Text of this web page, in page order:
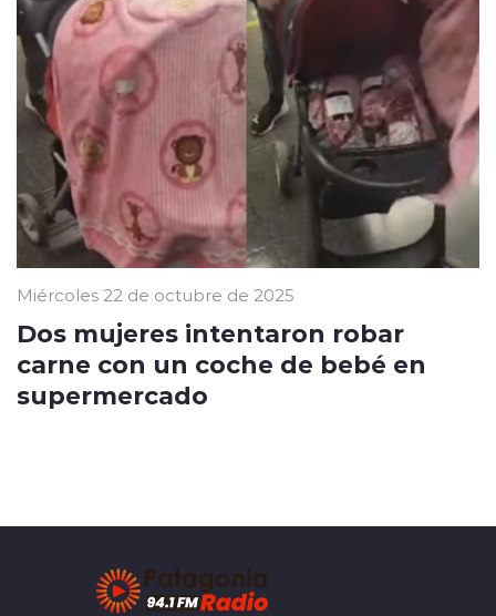
Miércoles 22 de octubre de 2025
Dos mujeres intentaron robar
carne con un coche de bebé en
supermercado